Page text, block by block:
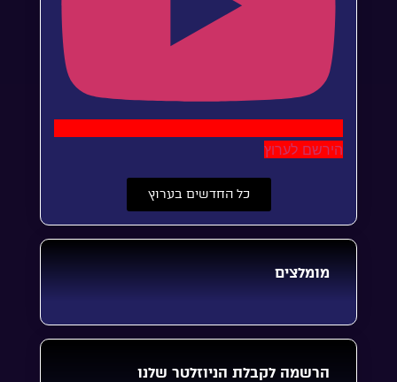
הירשם לערוץ
כל החדשים בערוץ
מומלצים
הרשמה לקבלת הניוזלטר שלנו